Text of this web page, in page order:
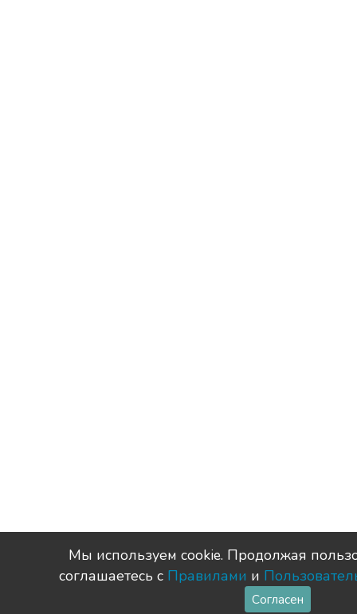
Мы используем сookie. Продолжая
соглашаетесь с Правилами и
Согласен